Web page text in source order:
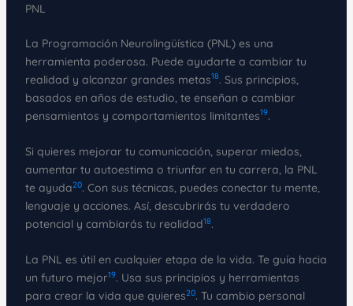
PNL
La Programación Neurolingüística (PNL) es una
herramienta poderosa. Puede ayudarte a cambiar tu
realidad y alcanzar grandes metas18. Sus principios,
basados en años de estudio, te enseñan a cambiar
pensamientos y comportamientos limitantes19.
Si quieres mejorar tu comunicación, superar miedos,
aumentar tu autoestima o triunfar en tu carrera, la PNL
te ayuda20. Con sus técnicas, puedes conectar tu mente,
lenguaje y acciones. Así, descubrirás tu verdadero
potencial y cambiarás tu realidad18.
La PNL es útil en cualquier etapa de la vida. Te guía hacia
un futuro mejor19. Usa sus principios y herramientas
para crear la vida que quieres20. Tu cambio personal